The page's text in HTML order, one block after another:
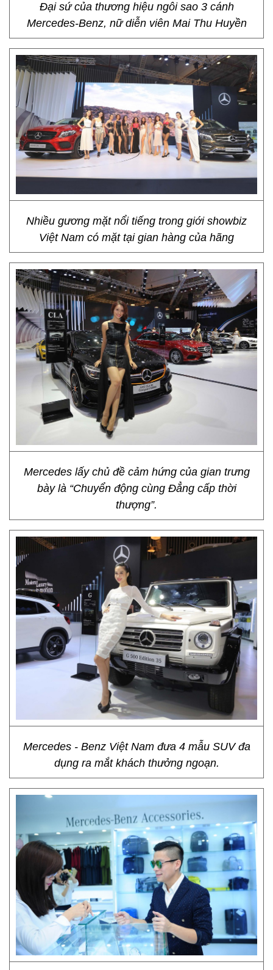
Đại sứ của thương hiệu ngôi sao 3 cánh
Mercedes-Benz, nữ diễn viên Mai Thu Huyền
Nhiều gương mặt nổi tiếng trong giới showbiz
Việt Nam có mặt tại gian hàng của hãng
Mercedes lấy chủ đề cảm hứng của gian trưng
bày là “Chuyển động cùng Đẳng cấp thời
thượng”.
Mercedes - Benz Việt Nam đưa 4 mẫu SUV đa
dụng ra mắt khách thưởng ngoạn.